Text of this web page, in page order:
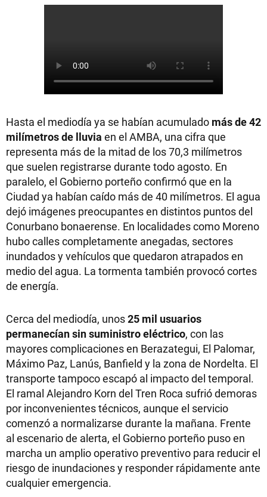
Hasta el mediodía ya se habían acumulado más de 42
milímetros de lluvia en el AMBA, una cifra que
representa más de la mitad de los 70,3 milímetros
que suelen registrarse durante todo agosto. En
paralelo, el Gobierno porteño confirmó que en la
Ciudad ya habían caído más de 40 milímetros. El agua
dejó imágenes preocupantes en distintos puntos del
Conurbano bonaerense. En localidades como Moreno
hubo calles completamente anegadas, sectores
inundados y vehículos que quedaron atrapados en
medio del agua. La tormenta también provocó cortes
de energía.
Cerca del mediodía, unos25 mil usuarios
permanecían sin suministro eléctrico, con las
mayores complicaciones en Berazategui, El Palomar,
Máximo Paz, Lanús, Banfield y la zona de Nordelta. El
transporte tampoco escapó al impacto del temporal.
El ramal Alejandro Korn del Tren Roca sufrió demoras
por inconvenientes técnicos, aunque el servicio
comenzó a normalizarse durante la mañana. Frente
al escenario de alerta, el Gobierno porteño puso en
marcha un amplio operativo preventivo para reducir el
riesgo de inundaciones y responder rápidamente ante
cualquier emergencia.